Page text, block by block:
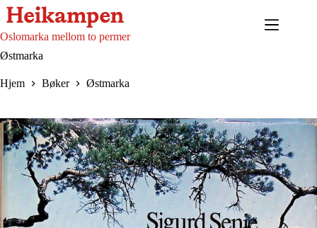
Hopp
til
innholdet
Oslomarka mellom to permer
Østmarka
Hjem Bøker Østmarka